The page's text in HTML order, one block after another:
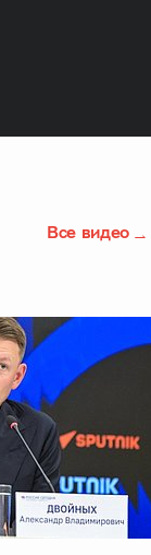
Все видео